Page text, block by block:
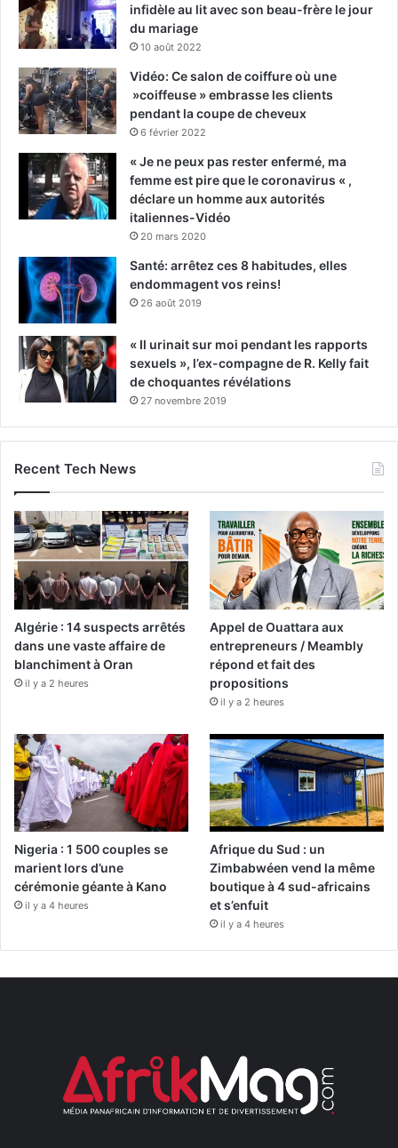
infidèle au lit avec son beau-frère le jour
du mariage
10 août 2022
Vidéo: Ce salon de coiffure où une
»coiffeuse » embrasse les clients
pendant la coupe de cheveux
6 février 2022
« Je ne peux pas rester enfermé, ma
femme est pire que le coronavirus « ,
déclare un homme aux autorités
italiennes-Vidéo
20 mars 2020
Santé: arrêtez ces 8 habitudes, elles
endommagent vos reins!
26 août 2019
« Il urinait sur moi pendant les rapports
sexuels », l’ex-compagne de R. Kelly fait
de choquantes révélations
27 novembre 2019
Recent Tech News
Algérie : 14 suspects arrêtés
dans une vaste affaire de
blanchiment à Oran
il y a 2 heures
Appel de Ouattara aux
entrepreneurs / Meambly
répond et fait des
propositions
il y a 2 heures
Nigeria : 1 500 couples se
marient lors d’une
cérémonie géante à Kano
il y a 4 heures
Afrique du Sud : un
Zimbabwéen vend la même
boutique à 4 sud-africains
et s’enfuit
il y a 4 heures